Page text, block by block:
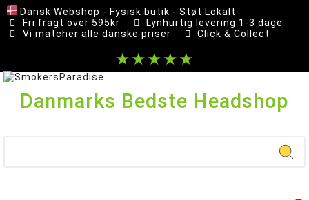
Dansk Webshop - Fysisk butik - Støt Lokalt
Fri fragt over 595kr
Lynhurtig levering 1-3 dage
Vi matcher alle danske priser
Click & Collect
★★★★★
Danmarks Bedste Headshop